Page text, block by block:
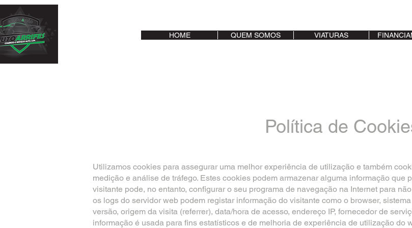
HOME QUEM SOMOS VIATURAS
Política de
Utilizamos cookies para assegurar uma melhor experiência de utilização e também
medição e análise de tráfego. Estes cookies podem armazenar alguma informação que
visitante pode, no entanto, configurar o seu programa de navegação na Internet para
os logs do servidor web podem registar informação do visitante como o browser,
versão, origem da visita (referrer), data/hora de acesso, endereço IP, fornecedor de
informação é usada para fins estatísticos e de melhoria de experiência de utilização do